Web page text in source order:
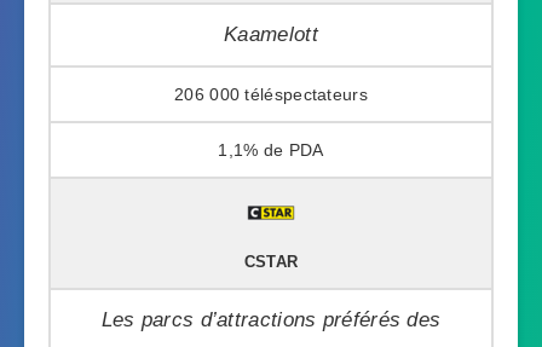
Kaamelott
206 000
1,1%
CSTAR
Les parcs d’attractions préférés des